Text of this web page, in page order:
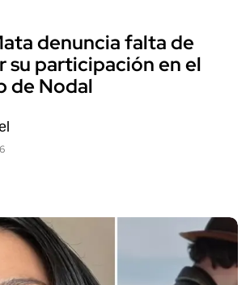
denuncia falta de
su participación en el
de Nodal